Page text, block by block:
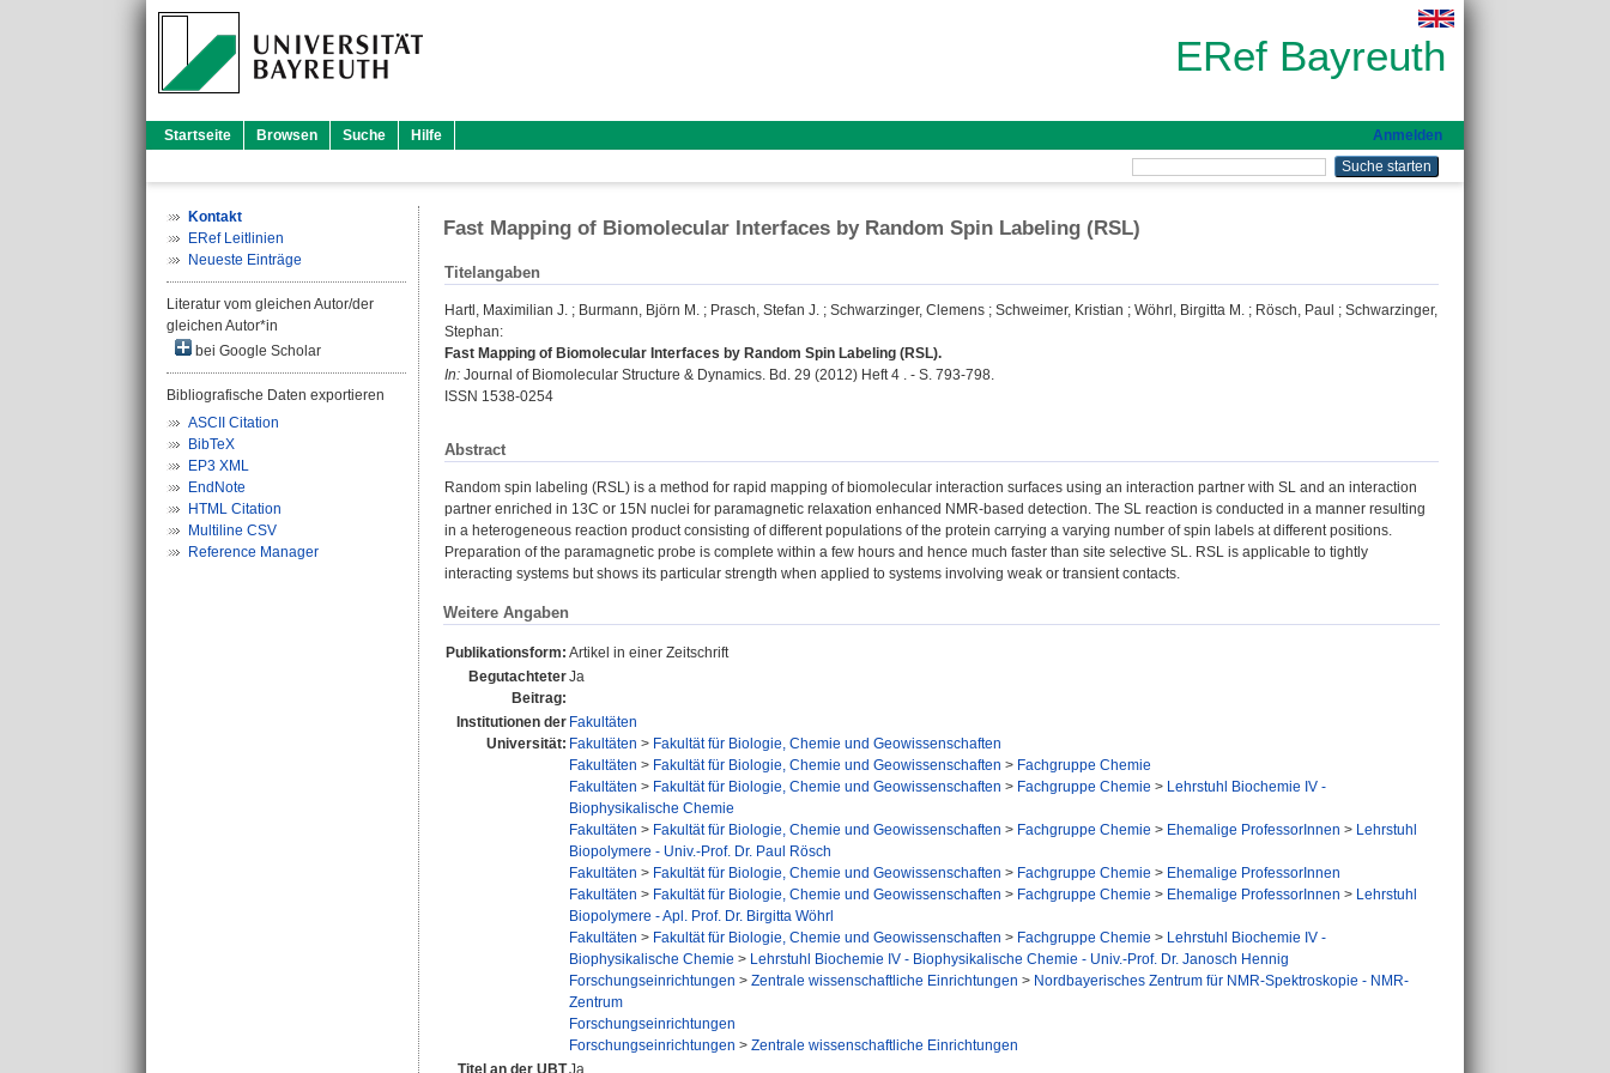
ERef Bayreuth
Startseite Browsen Suche Hilfe Anmelden
Kontakt
ERef Leitlinien
Neueste Einträge
Literatur vom gleichen Autor/der
gleichen Autor*in
bei Google Scholar
Bibliografische Daten exportieren
ASCII Citation
BibTeX
EP3 XML
EndNote
HTML Citation
Multiline CSV
Reference Manager
Fast Mapping of Biomolecular Interfaces by Random Spin Labeling (RSL)
Titelangaben
Hartl, Maximilian J. ; Burmann, Björn M. ; Prasch, Stefan J. ; Schwarzinger, Clemens ; Schweimer, Kristian ; Wöhrl, Birgitta M. ; Rösch, Paul ; Schwarzinger,
Stephan:
Fast Mapping of Biomolecular Interfaces by Random Spin Labeling (RSL).
In: Journal of Biomolecular Structure & Dynamics. Bd. 29 (2012) Heft 4 . - S. 793-798.
ISSN 1538-0254
Abstract
Random spin labeling (RSL) is a method for rapid mapping of biomolecular interaction surfaces using an interaction partner with SL and an interaction
partner enriched in 13C or 15N nuclei for paramagnetic relaxation enhanced NMR-based detection. The SL reaction is conducted in a manner resulting
in a heterogeneous reaction product consisting of different populations of the protein carrying a varying number of spin labels at different positions.
Preparation of the paramagnetic probe is complete within a few hours and hence much faster than site selective SL. RSL is applicable to tightly
interacting systems but shows its particular strength when applied to systems involving weak or transient contacts.
Weitere Angaben
Publikationsform: Artikel in einer Zeitschrift
Begutachteter
Beitrag:
Ja
Institutionen der
Universität:
Fakultäten
Fakultäten > Fakultät für Biologie, Chemie und Geowissenschaften
Fakultäten > Fakultät für Biologie, Chemie und Geowissenschaften > Fachgruppe Chemie
Fakultäten > Fakultät für Biologie, Chemie und Geowissenschaften > Fachgruppe Chemie > Lehrstuhl Biochemie IV -
Biophysikalische Chemie
Fakultäten > Fakultät für Biologie, Chemie und Geowissenschaften > Fachgruppe Chemie > Ehemalige ProfessorInnen > Lehrstuhl
Biopolymere - Univ.-Prof. Dr. Paul Rösch
Fakultäten > Fakultät für Biologie, Chemie und Geowissenschaften > Fachgruppe Chemie > Ehemalige ProfessorInnen
Fakultäten > Fakultät für Biologie, Chemie und Geowissenschaften > Fachgruppe Chemie > Ehemalige ProfessorInnen > Lehrstuhl
Biopolymere - Apl. Prof. Dr. Birgitta Wöhrl
Fakultäten > Fakultät für Biologie, Chemie und Geowissenschaften > Fachgruppe Chemie > Lehrstuhl Biochemie IV -
Biophysikalische Chemie > Lehrstuhl Biochemie IV - Biophysikalische Chemie - Univ.-Prof. Dr. Janosch Hennig
Forschungseinrichtungen > Zentrale wissenschaftliche Einrichtungen > Nordbayerisches Zentrum für NMR-Spektroskopie - NMR-
Zentrum
Forschungseinrichtungen
Forschungseinrichtungen > Zentrale wissenschaftliche Einrichtungen
Titel an der UBTJa